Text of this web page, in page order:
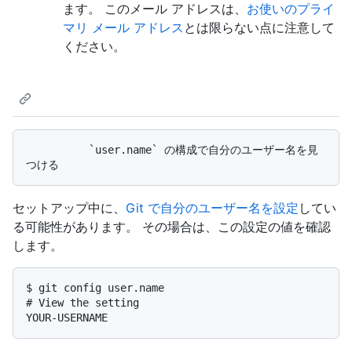
ます。 このメール アドレスは、 お使いのプライ
マリ メール アドレス とは限らない点に注意して
ください。
セットアップ中に、 Git で自分のユーザー名を設定 してい
る可能性があります。 その場合は、この設定の値を確認
します。
$ git config user.name
# View the setting